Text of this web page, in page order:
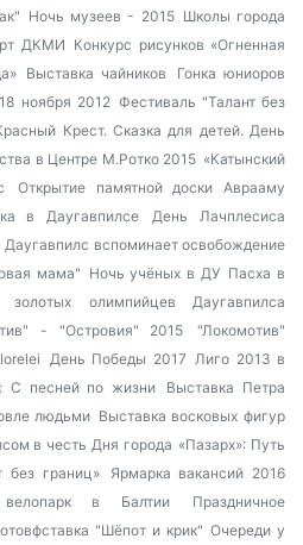
Ночь музеев - 2015 Школы города
ДКМИ
Конкурс рисунков «Огненная
Выставка чайников
Гонка юниоров
ноября 2012 Фестиваль "Талант без
Крест. Сказка для детей. День
в Центре М.Ротко 2015 «Катынский
Открытие памятной доски Аврааму
в Даугавпилсе
День Лачплесиса
Даугавпилс вспоминает освобождение
мама" Ночь учёных в ДУ Пасха в
золотых олимпийцев Даугавпилса
- "Островия" 2015
"Локомотив"
lorelei День Победы 2017 Лиго 2013 в
С песней по жизни
Выставка Петра
людьми Выставка восковых фигур
в честь Дня города «Пазарх»: Путь
без границ»
Ярмарка вакансий 2016
в Балтии
Праздничное
"Шёпот и крик" Очереди у